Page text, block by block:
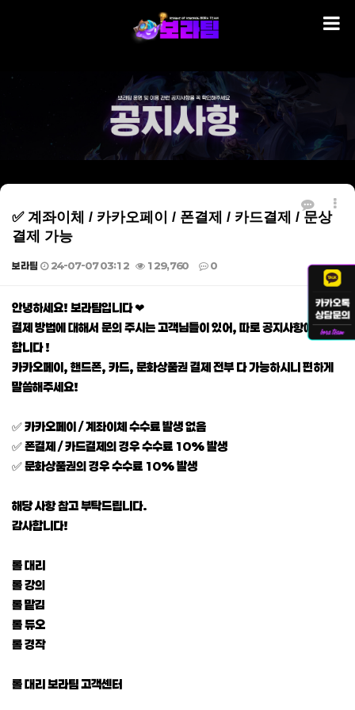
✅ 계좌이체 / 카카오페이 / 폰결제 / 카드결제 / 문상
결제 가능
보라팀 24-07-07 03:12 129,760 0
본문
안녕하세요! 보라팀입니다 ❤
결제 방법에 대해서 문의 주시는 고객님들이 있어, 따로 공지사항에 게재
합니다 !
카카오페이, 핸드폰, 카드, 문화상품권 결제 전부 다 가능하시니 편하게
말씀해주세요!
✅ 카카오페이 / 계좌이체 수수료 발생 없음
✅ 폰결제 / 카드결제의 경우 수수료 10% 발생
✅ 문화상품권의 경우 수수료 10% 발생
해당 사항 참고 부탁드립니다.
감사합니다!
롤 대리
롤 강의
롤 맡김
롤 듀오
롤 경작
롤 대리 보라팀 고객센터